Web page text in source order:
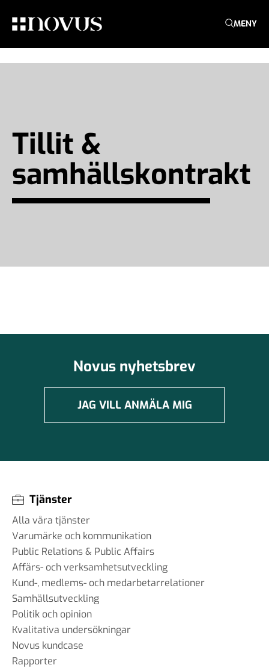
MENY
Tillit &
samhällskontrakt
Novus nyhetsbrev
JAG VILL ANMÄLA MIG
Tjänster
Alla våra tjänster
Varumärke och kommunikation
Public Relations & Public Affairs
Affärs- och verksamhetsutveckling
Kund-, medlems- och medarbetarrelationer
Samhällsutveckling
Politik och opinion
Kvalitativa undersökningar
Novus kundcase
Rapporter